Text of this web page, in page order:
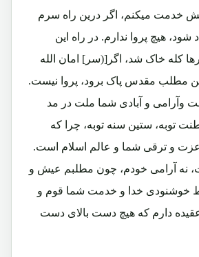
خدمت میکنم، اگر درین راه سرم
شود، هیچ پروا ندارم. در راه این
کله خاک شد، اگر[(سر] امان الله
مطلب مقدس پاک برود، پروا نیست.
وآرامی و آبادی شما ملت در مد
توبه، ستین سنه توبه، چرا که
و ترقی شما و عالم اسلام است.
نه آرامی خودم، چون مطلبم عیش و
خدا و خدمت شما قوم و
دارم که هیچ دست بالای دست